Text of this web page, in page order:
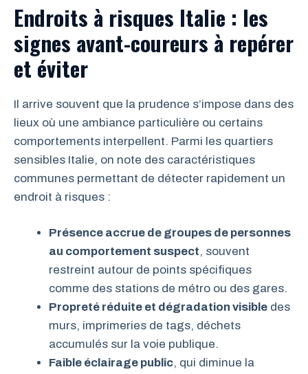
Endroits à risques Italie : les
signes avant-coureurs à repérer
et éviter
Il arrive souvent que la prudence s’impose dans des
lieux où une ambiance particulière ou certains
comportements interpellent. Parmi les quartiers
sensibles Italie, on note des caractéristiques
communes permettant de détecter rapidement un
endroit à risques :
Présence accrue de groupes de personnes
au comportement suspect, souvent
restreint autour de points spécifiques
comme des stations de métro ou des gares.
Propreté réduite et dégradation visible des
murs, imprimeries de tags, déchets
accumulés sur la voie publique.
Faible éclairage public, qui diminue la